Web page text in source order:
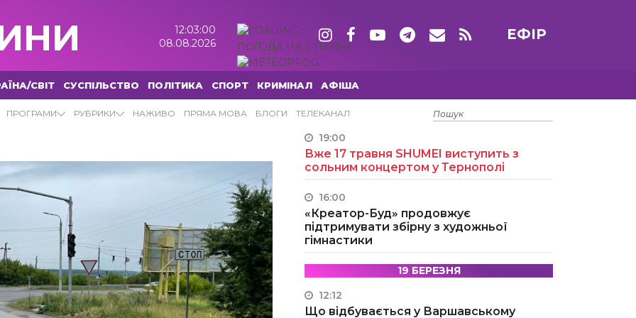
12:03:01
08.08.2026
ПОГОДА НА 2 ТИЖНІ
ЕФІР
СВІТ СУСПІЛЬСТВО ПОЛІТИКА СПОРТ КРИМІНАЛ АФІША
ПРОГРАМИ РУБРИКИ НАЖИВО ПРЯМА МОВА БЛОГИ ТЕЛЕКАНАЛ
15 ТРАВНЯ
19:00
Вже 17 травня SHUMEI виступить з
сольним концертом у Тернополі
16:00
«Креатор-Буд» продовжує
підтримувати збірну з художньої
гімнастики
19 БЕРЕЗНЯ
12:12
Що відбувається у Варшавському